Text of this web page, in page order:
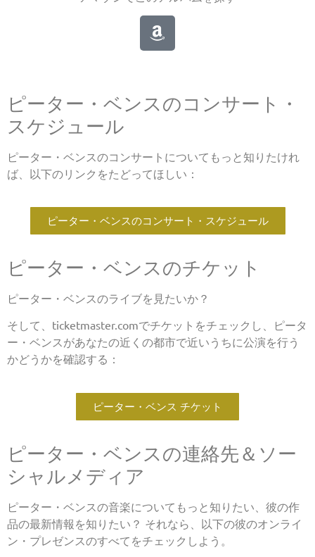
ピーター・ベンスのコンサート・
スケジュール
ピーター・ベンスのコンサートについてもっと知りたけれ
ば、以下のリンクをたどってほしい：
ピーター・ベンスのコンサート・スケジュール
ピーター・ベンスのチケット
ピーター・ベンスのライブを見たいか？
そして、ticketmaster.comでチケットをチェックし、ピータ
ー・ベンスがあなたの近くの都市で近いうちに公演を行う
かどうかを確認する：
ピーター・ベンス チケット
ピーター・ベンスの連絡先＆ソー
シャルメディア
ピーター・ベンスの音楽についてもっと知りたい、彼の作
品の最新情報を知りたい？ それなら、以下の彼のオンライ
ン・プレゼンスのすべてをチェックしよう。